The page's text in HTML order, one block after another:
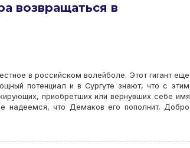
возвращаться в
в российском волейболе. Этот гигант еще
потенциал и в Сургуте знают, что с этим
приобретших или вернувших себе имя
надеемся, что Демаков его пополнит. Добро